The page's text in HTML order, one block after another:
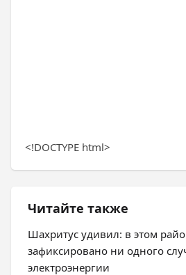
<!DOCTYPE html>
Читайте также
Шахритус удивил: в этом
зафиксировано ни одного
электроэнергии